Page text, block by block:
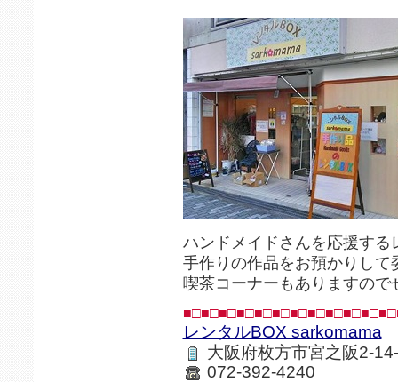
ハンドメイドさんを応援する
手作りの作品をお預かりして
喫茶コーナーもありますの
レンタルBOX sarkomama
大阪府枚方市宮之阪2-
072-392-4240